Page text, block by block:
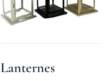
Lanternes